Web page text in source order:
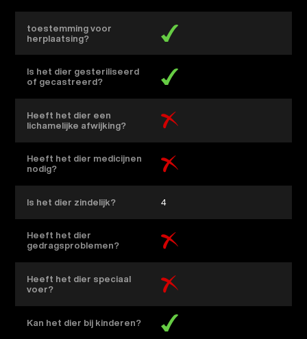
toestemming voor
herplaatsing?
Is het dier gesteriliseerd
of gecastreerd?
Heeft het dier een
lichamelijke afwijking?
Heeft het dier medicijnen
nodig?
Is het dier zindelijk? 4
Heeft het dier
gedragsproblemen?
Heeft het dier speciaal
voer?
Kan het dier bij kinderen?